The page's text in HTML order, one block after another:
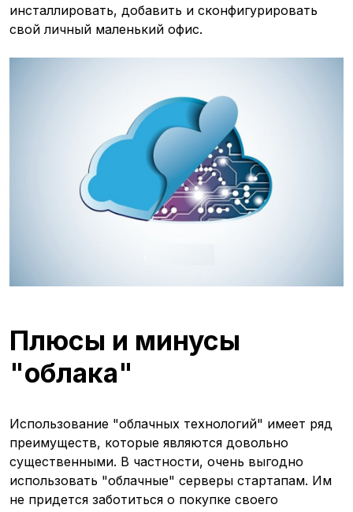
инсталлировать, добавить и сконфигурировать
свой личный маленький офис.
Плюсы и минусы
"облака"
Использование "облачных технологий" имеет ряд
преимуществ, которые являются довольно
существенными. В частности, очень выгодно
использовать "облачные" серверы стартапам. Им
не придется заботиться о покупке своего